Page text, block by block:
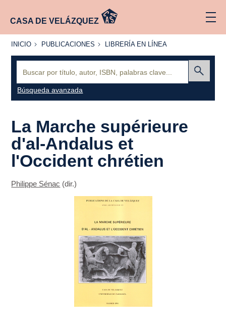
CASA DE VELÁZQUEZ
INICIO
INICIO PUBLICACIONES
PUBLICACIONES
LIBRERÍA
LÍNEA
LIBRERÍA EN LÍNEA
Búsqueda avanzada
La Marche supérieure
d'al-Andalus et
l'Occident chrétien
Philippe Sénac (dir.)